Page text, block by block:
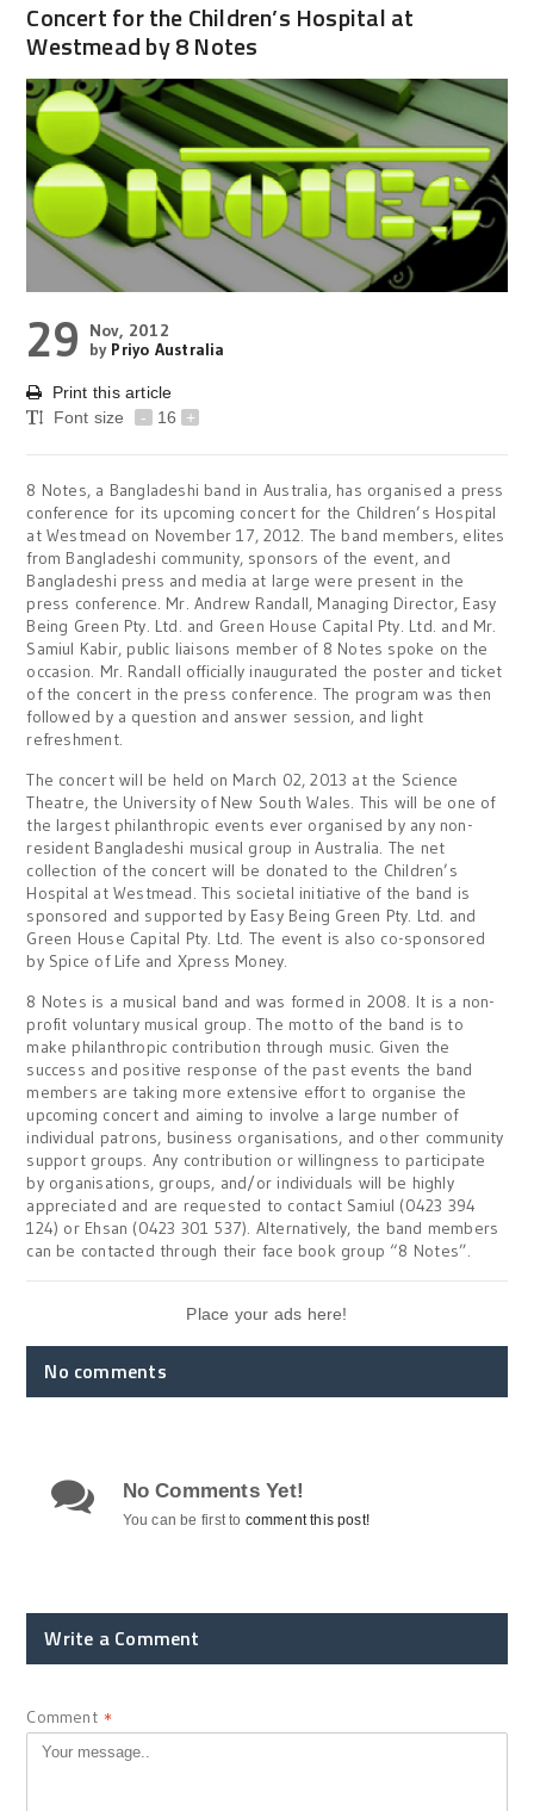
Concert for the Children’s Hospital at
Westmead by 8 Notes
29
Nov, 2012
by Priyo Australia
Print this article
Font size
- 16 +
8 Notes, a Bangladeshi band in Australia, has organised a press
conference for its upcoming concert for the Children’s Hospital
at Westmead on November 17, 2012. The band members, elites
from Bangladeshi community, sponsors of the event, and
Bangladeshi press and media at large were present in the
press conference. Mr. Andrew Randall, Managing Director, Easy
Being Green Pty. Ltd. and Green House Capital Pty. Ltd. and Mr.
Samiul Kabir, public liaisons member of 8 Notes spoke on the
occasion. Mr. Randall officially inaugurated the poster and ticket
of the concert in the press conference. The program was then
followed by a question and answer session, and light
refreshment.
The concert will be held on March 02, 2013 at the Science
Theatre, the University of New South Wales. This will be one of
the largest philanthropic events ever organised by any non-
resident Bangladeshi musical group in Australia. The net
collection of the concert will be donated to the Children’s
Hospital at Westmead. This societal initiative of the band is
sponsored and supported by Easy Being Green Pty. Ltd. and
Green House Capital Pty. Ltd. The event is also co-sponsored
by Spice of Life and Xpress Money.
8 Notes is a musical band and was formed in 2008. It is a non-
profit voluntary musical group. The motto of the band is to
make philanthropic contribution through music. Given the
success and positive response of the past events the band
members are taking more extensive effort to organise the
upcoming concert and aiming to involve a large number of
individual patrons, business organisations, and other community
support groups. Any contribution or willingness to participate
by organisations, groups, and/or individuals will be highly
appreciated and are requested to contact Samiul (0423 394
124) or Ehsan (0423 301 537). Alternatively, the band members
can be contacted through their face book group “8 Notes”.
Place your ads here!
No comments
No Comments Yet!
You can be first to comment this post!
Write a Comment
Comment *